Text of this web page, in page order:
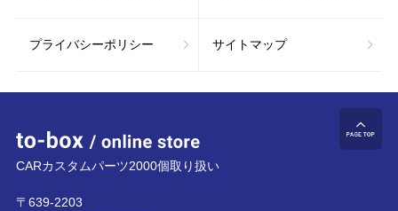
プライバシーポリシー サイトマップ
to-box online store
CARカスタムパーツ2000個取り扱い
〒639-2203